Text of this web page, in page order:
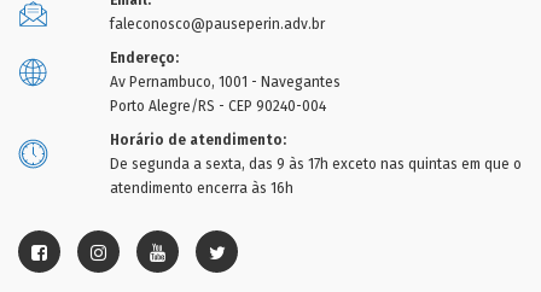
faleconosco@pauseperin.adv.br
Endereço:
Av Pernambuco, 1001 - Navegantes
Porto Alegre/RS - CEP 90240-004
Horário de atendimento:
De segunda a sexta, das 9 às 17h exceto nas quintas em que o
atendimento encerra às 16h